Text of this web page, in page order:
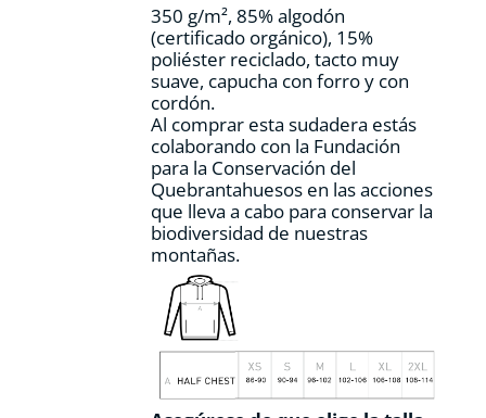
350 g/m², 85% algodón
(certificado orgánico), 15%
poliéster reciclado, tacto muy
suave, capucha con forro y con
cordón.
Al comprar esta sudadera estás
colaborando con la Fundación
para la Conservación del
Quebrantahuesos en las acciones
que lleva a cabo para conservar la
biodiversidad de nuestras
montañas.